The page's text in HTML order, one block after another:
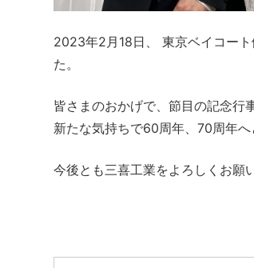
2023年2月18日、 東京ベイコー
た。
皆さまのおかげで、節目の記念行
新たな気持ちで60周年、70周年
今後とも三喜工業をよろしくお願